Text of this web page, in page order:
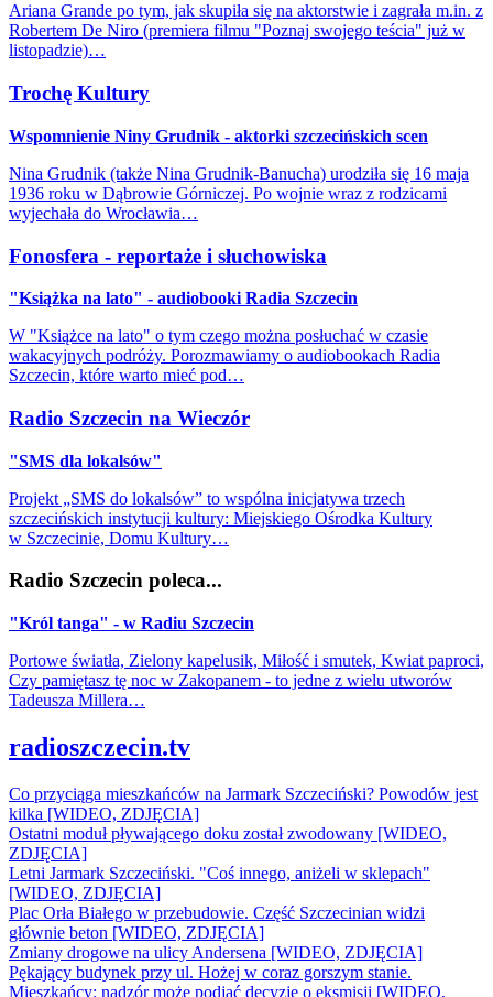
Ariana Grande po tym, jak skupiła się na aktorstwie i zagrała m.in. z
Robertem De Niro (premiera filmu "Poznaj swojego teścia" już w
listopadzie)…
Trochę Kultury
Wspomnienie Niny Grudnik - aktorki szczecińskich scen
Nina Grudnik (także Nina Grudnik-Banucha) urodziła się 16 maja
1936 roku w Dąbrowie Górniczej. Po wojnie wraz z rodzicami
wyjechała do Wrocławia…
Fonosfera - reportaże i słuchowiska
"Książka na lato" - audiobooki Radia Szczecin
W "Książce na lato" o tym czego można posłuchać w czasie
wakacyjnych podróży. Porozmawiamy o audiobookach Radia
Szczecin, które warto mieć pod…
Radio Szczecin na Wieczór
"SMS dla lokalsów"
Projekt „SMS do lokalsów” to wspólna inicjatywa trzech
szczecińskich instytucji kultury: Miejskiego Ośrodka Kultury
w Szczecinie, Domu Kultury…
Radio Szczecin poleca...
"Król tanga" - w Radiu Szczecin
Portowe światła, Zielony kapelusik, Miłość i smutek, Kwiat paproci,
Czy pamiętasz tę noc w Zakopanem - to jedne z wielu utworów
Tadeusza Millera…
radioszczecin.tv
Co przyciąga mieszkańców na Jarmark Szczeciński? Powodów jest
kilka [WIDEO, ZDJĘCIA]
Ostatni moduł pływającego doku został zwodowany [WIDEO,
ZDJĘCIA]
Letni Jarmark Szczeciński. "Coś innego, aniżeli w sklepach"
[WIDEO, ZDJĘCIA]
Plac Orła Białego w przebudowie. Część Szczecinian widzi
głównie beton [WIDEO, ZDJĘCIA]
Zmiany drogowe na ulicy Andersena [WIDEO, ZDJĘCIA]
Pękający budynek przy ul. Hożej w coraz gorszym stanie.
Mieszkańcy: nadzór może podjąć decyzję o eksmisji [WIDEO,